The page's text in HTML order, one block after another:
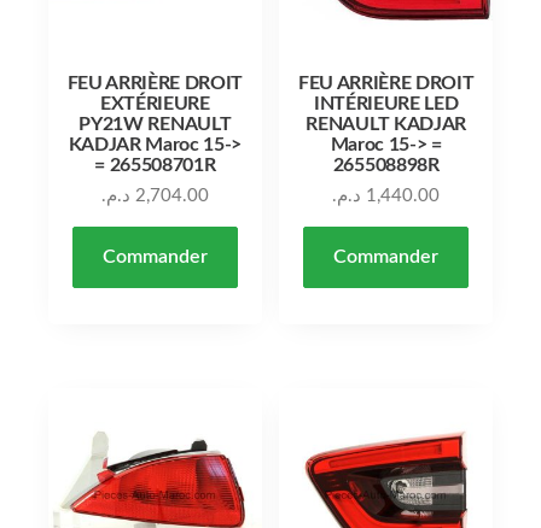
FEU ARRIÈRE DROIT
EXTÉRIEURE
PY21W RENAULT
KADJAR Maroc 15->
= 265508701R
2,704.00 د.م.
Commander
FEU ARRIÈRE DROIT
INTÉRIEURE LED
RENAULT KADJAR
Maroc 15-> =
265508898R
1,440.00 د.م.
Commander